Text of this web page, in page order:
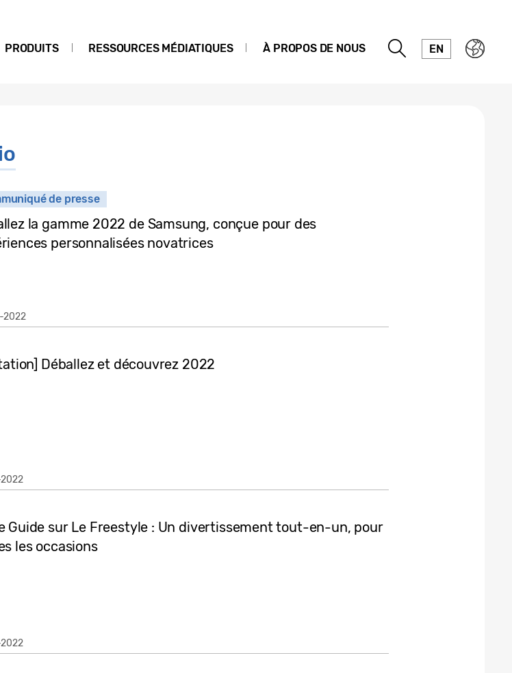
PRODUITS RESSOURCES MÉDIATIQUES À PROPOS DE NOUS EN
de presse
la gamme 2022 de Samsung, conçue pour des
personnalisées novatrices
2022
Déballez et découvrez 2022
Guide sur Le Freestyle : Un divertissement tout-en-un, pour
les occasions